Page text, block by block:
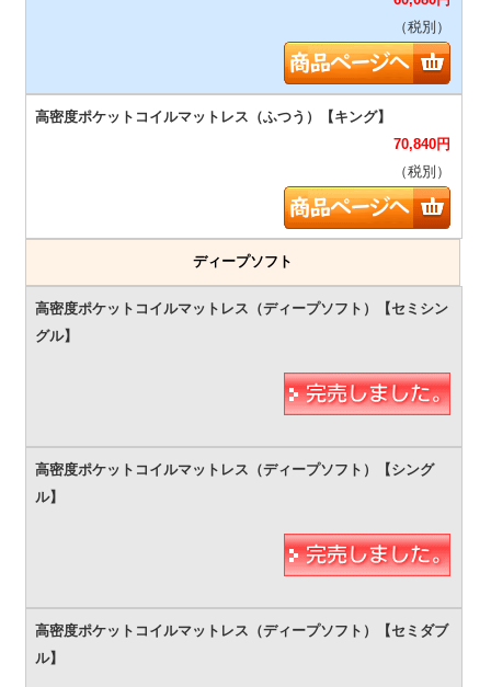
（税別）
70,840円
（税別）
ディープソフト